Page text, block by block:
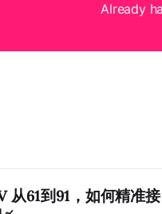
Already
从61到91，如何精准接